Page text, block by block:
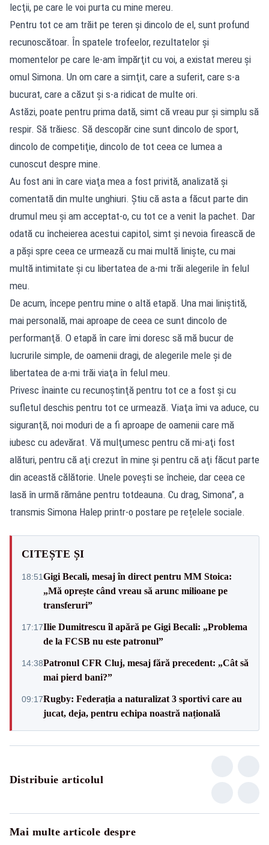
lecţii, pe care le voi purta cu mine mereu.
Pentru tot ce am trăit pe teren şi dincolo de el, sunt profund
recunoscătoar. În spatele trofeelor, rezultatelor şi
momentelor pe care le-am împărţit cu voi, a existat mereu şi
omul Simona. Un om care a simţit, care a suferit, care s-a
bucurat, care a căzut şi s-a ridicat de multe ori.
Astăzi, poate pentru prima dată, simt că vreau pur şi simplu să
respir. Să trăiesc. Să descopăr cine sunt dincolo de sport,
dincolo de competiţie, dincolo de tot ceea ce lumea a
cunoscut despre mine.
Au fost ani în care viaţa mea a fost privită, analizată şi
comentată din multe unghiuri. Ştiu că asta a făcut parte din
drumul meu şi am acceptat-o, cu tot ce a venit la pachet. Dar
odată cu încheierea acestui capitol, simt şi nevoia firească de
a păşi spre ceea ce urmează cu mai multă linişte, cu mai
multă intimitate şi cu libertatea de a-mi trăi alegerile în felul
meu.
De acum, începe pentru mine o altă etapă. Una mai liniştită,
mai personală, mai aproape de ceea ce sunt dincolo de
performanţă. O etapă în care îmi doresc să mă bucur de
lucrurile simple, de oamenii dragi, de alegerile mele şi de
libertatea de a-mi trăi viaţa în felul meu.
Privesc înainte cu recunoştinţă pentru tot ce a fost şi cu
sufletul deschis pentru tot ce urmează. Viaţa îmi va aduce, cu
siguranţă, noi moduri de a fi aproape de oamenii care mă
iubesc cu adevărat. Vă mulţumesc pentru că mi-aţi fost
alături, pentru că aţi crezut în mine şi pentru că aţi făcut parte
din această călătorie. Unele poveşti se încheie, dar ceea ce
lasă în urmă rămâne pentru totdeauna. Cu drag, Simona”, a
transmis Simona Halep printr-o postare pe rețelele sociale.
CITEȘTE ȘI
18:51Gigi Becali, mesaj în direct pentru MM Stoica:
„Mă oprește când vreau să arunc milioane pe
transferuri”
17:17Ilie Dumitrescu îl apără pe Gigi Becali: „Problema
de la FCSB nu este patronul”
14:38Patronul CFR Cluj, mesaj fără precedent: „Cât să
mai pierd bani?”
09:17Rugby: Federația a naturalizat 3 sportivi care au
jucat, deja, pentru echipa noastră națională
Distribuie articolul
Mai multe articole despre